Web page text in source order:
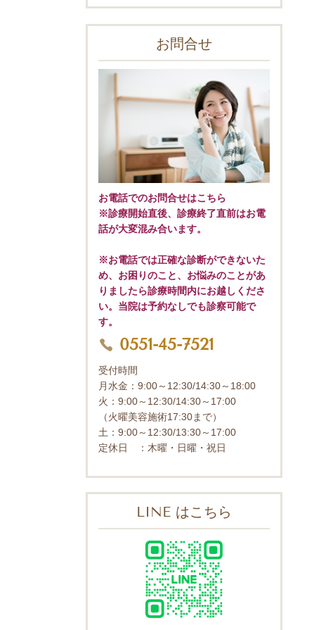
お問合せ
お電話でのお問合せはこちら
※診療開始直後、診療終了直前はお電
話が大変混み合います。
※お電話では正確な診断ができないた
め、お困りのこと、お悩みのことがあ
りましたら診療時間内にお越しくださ
い。当院は予約なしでも診察可能で
す。
0551-45-7521
受付時間
月水金：9:00～12:30/14:30～18:00
火：9:00～12:30/14:30～17:00
（火曜美容施術17:30まで）
土：9:00～12:30/13:30～17:00
定休日 ：木曜・日曜・祝日
LINE はこちら